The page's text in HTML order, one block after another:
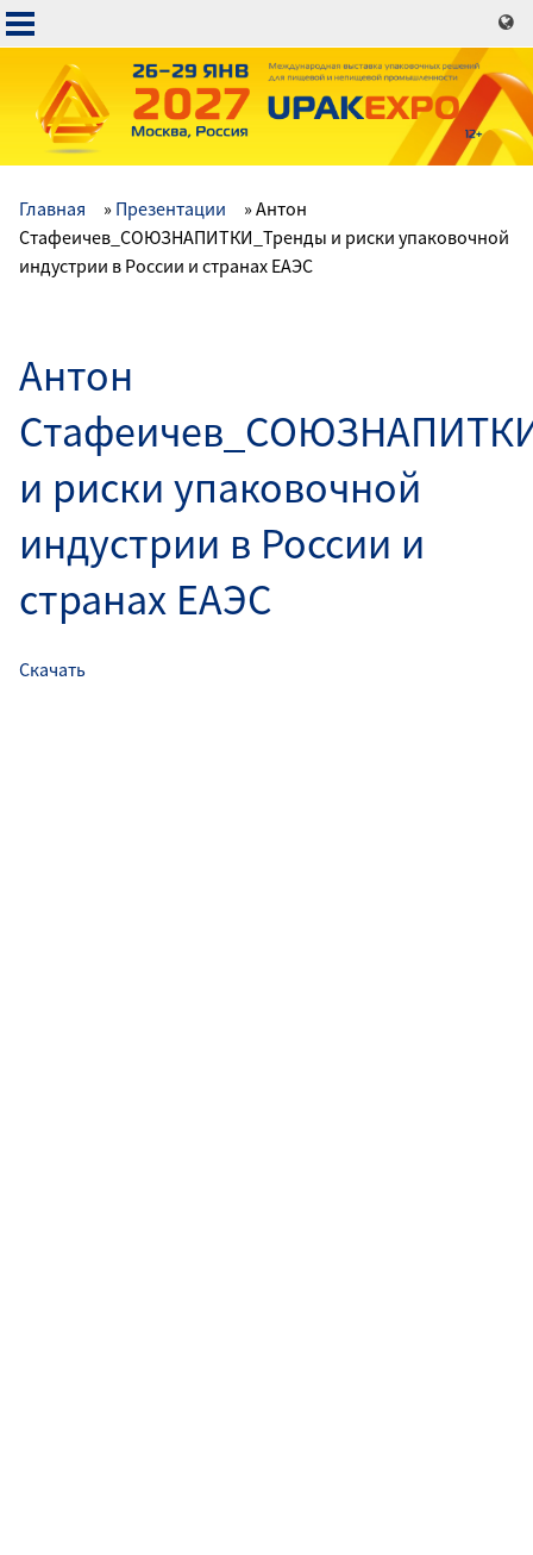
Перейти
к
основному
содержанию
Основная
навигация
Главная Презентации
Антон
Стафеичев_СОЮЗНАПИТКИ_Тренды и риски упаковочной
индустрии в России и странах ЕАЭС
Антон
и риски упаковочной
индустрии в России и
странах ЕАЭС
Скачать